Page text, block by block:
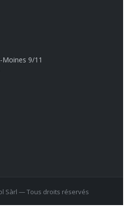
Moines 9/11
Sàrl — Tous droits réservés